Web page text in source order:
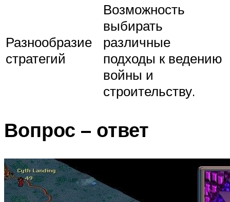
Разнообразие
стратегий
Возможность
выбирать
различные
подходы к ведению
войны и
строительству.
Вопрос – ответ